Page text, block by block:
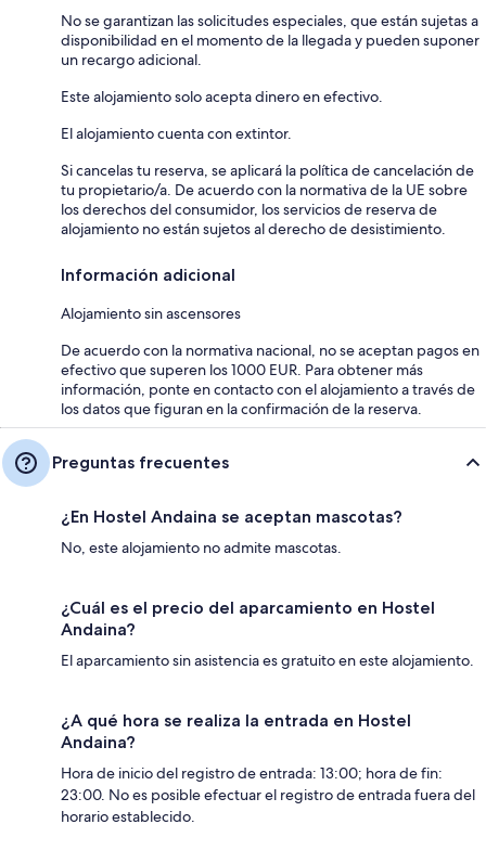
No se garantizan las solicitudes especiales, que están sujetas a
disponibilidad en el momento de la llegada y pueden suponer
un recargo adicional.
Este alojamiento solo acepta dinero en efectivo.
El alojamiento cuenta con extintor.
Si cancelas tu reserva, se aplicará la política de cancelación de
tu propietario/a. De acuerdo con la normativa de la UE sobre
los derechos del consumidor, los servicios de reserva de
alojamiento no están sujetos al derecho de desistimiento.
Información adicional
Alojamiento sin ascensores
De acuerdo con la normativa nacional, no se aceptan pagos en
efectivo que superen los 1000 EUR. Para obtener más
información, ponte en contacto con el alojamiento a través de
los datos que figuran en la confirmación de la reserva.
Preguntas frecuentes
¿En Hostel Andaina se aceptan mascotas?
No, este alojamiento no admite mascotas.
¿Cuál es el precio del aparcamiento en Hostel
Andaina?
El aparcamiento sin asistencia es gratuito en este alojamiento.
¿A qué hora se realiza la entrada en Hostel
Andaina?
Hora de inicio del registro de entrada: 13:00; hora de fin:
23:00. No es posible efectuar el registro de entrada fuera del
horario establecido.